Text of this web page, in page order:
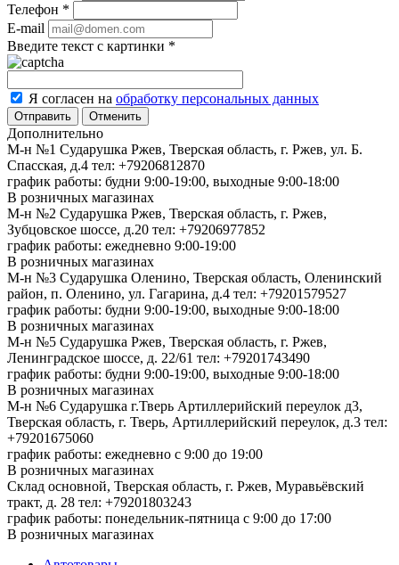
Телефон *
E-mail
Введите текст с картинки *
Я согласен на обработку персональных данных
Отменить
Дополнительно
М-н №1 Сударушка Ржев, Тверская область, г. Ржев, ул. Б.
Спасская, д.4 тел: +79206812870
график работы: будни 9:00-19:00, выходные 9:00-18:00
В розничных магазинах
М-н №2 Cударушка Ржев, Тверская область, г. Ржев,
Зубцовское шоссе, д.20 тел: +79206977852
график работы: ежедневно 9:00-19:00
В розничных магазинах
М-н №3 Сударушка Оленино, Тверская область, Оленинский
район, п. Оленино, ул. Гагарина, д.4 тел: +79201579527
график работы: будни 9:00-19:00, выходные 9:00-18:00
В розничных магазинах
М-н №5 Сударушка Ржев, Тверская область, г. Ржев,
Ленинградское шоссе, д. 22/61 тел: +79201743490
график работы: будни 9:00-19:00, выходные 9:00-18:00
В розничных магазинах
М-н №6 Сударушка г.Тверь Артиллерийский переулок д3,
Тверская область, г. Тверь, Артиллерийский переулок, д.3 тел:
+79201675060
график работы: ежедневно с 9:00 до 19:00
В розничных магазинах
Склад основной, Тверская область, г. Ржев, Муравьёвский
тракт, д. 28 тел: +79201803243
график работы: понедельник-пятница с 9:00 до 17:00
В розничных магазинах